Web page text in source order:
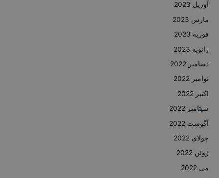
آوریل 2023
مارس 2023
فوریه 2023
ژانویه 2023
دسامبر 2022
نوامبر 2022
اکتبر 2022
سپتامبر 2022
آگوست 2022
جولای 2022
ژوئن 2022
می 2022